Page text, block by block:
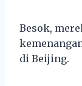
Besok,
di Beijing.